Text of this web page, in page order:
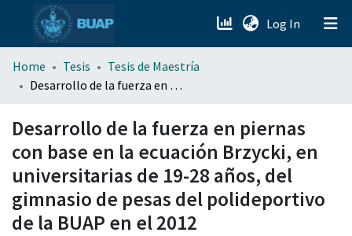
Log In (current)
menu.section.about_menu
Home Tesis
Tesis de Maestría
Desarrollo de la fuerza en piernas con base en la ecuación Brzycki, en universitarias de 19-28 años, del gimnasio de pesas del polideportivo de la BUAP en el 2012
Desarrollo de la fuerza en piernas
con base en la ecuación Brzycki, en
universitarias de 19-28 años, del
gimnasio de pesas del polideportivo
de la BUAP en el 2012